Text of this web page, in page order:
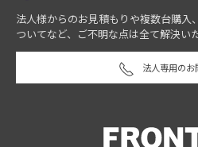
法人様からのお見積もりや複数台購入
ついてなど、ご不明な点は全て解決い
法人専用のお